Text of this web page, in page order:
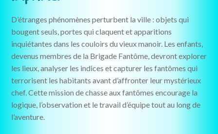
D’étranges phénomènes perturbent la ville : objets qui
bougent seuls, portes qui claquent et apparitions
inquiétantes dans les couloirs du vieux manoir. Les enfants,
devenus membres de la Brigade Fantôme, devront explorer
les lieux, analyser les indices et capturer les fantômes qui
terrorisent les habitants avant d’affronter leur mystérieux
chef. Cette mission de chasse aux fantômes encourage la
logique, l’observation et le travail d’équipe tout au long de
l’aventure.